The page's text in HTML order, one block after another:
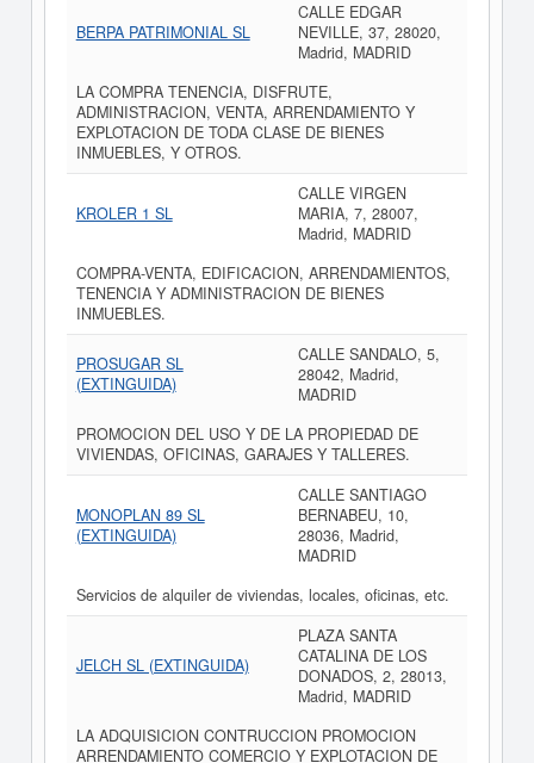
BERPA PATRIMONIAL SL
CALLE EDGAR
NEVILLE, 37, 28020,
Madrid, MADRID
LA COMPRA TENENCIA, DISFRUTE,
ADMINISTRACION, VENTA, ARRENDAMIENTO Y
EXPLOTACION DE TODA CLASE DE BIENES
INMUEBLES, Y OTROS.
KROLER 1 SL
CALLE VIRGEN
MARIA, 7, 28007,
Madrid, MADRID
COMPRA-VENTA, EDIFICACION, ARRENDAMIENTOS,
TENENCIA Y ADMINISTRACION DE BIENES
INMUEBLES.
PROSUGAR SL
(EXTINGUIDA)
CALLE SANDALO, 5,
28042, Madrid,
MADRID
PROMOCION DEL USO Y DE LA PROPIEDAD DE
VIVIENDAS, OFICINAS, GARAJES Y TALLERES.
MONOPLAN 89 SL
(EXTINGUIDA)
CALLE SANTIAGO
BERNABEU, 10,
28036, Madrid,
MADRID
Servicios de alquiler de viviendas, locales, oficinas, etc.
JELCH SL (EXTINGUIDA)
PLAZA SANTA
CATALINA DE LOS
DONADOS, 2, 28013,
Madrid, MADRID
LA ADQUISICION CONTRUCCION PROMOCION
ARRENDAMIENTO COMERCIO Y EXPLOTACION DE